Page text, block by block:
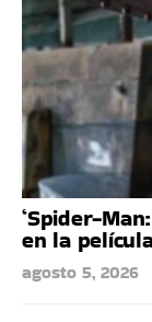
‘Spider-
en la
agosto 5, 2026